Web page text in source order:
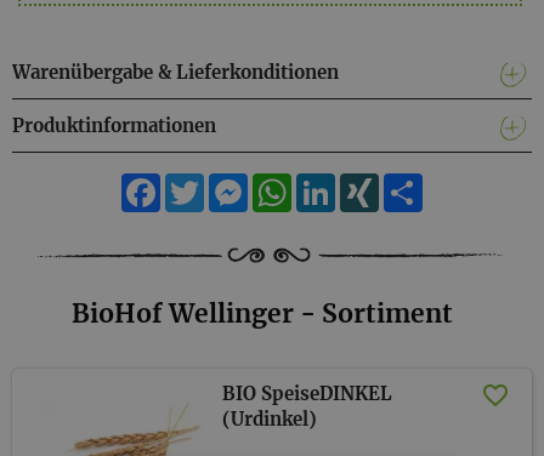
Warenübergabe & Lieferkonditionen
Produktinformationen
Facebook
TwitterMessengerWhatsApp
LinkedIn
XING
BioHof Wellinger - Sortiment
BIO SpeiseDINKEL
(Urdinkel)